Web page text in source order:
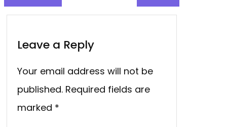
Leave a Reply
Your email address will not be
published. Required fields are
marked *